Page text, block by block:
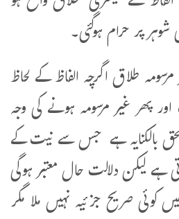
پر حرام ہوگئی۔
طلاق اگرچہ الفاظ کے لحاظ
پھر غیر مرسومہ ہونے کی وجہ
بالکنایہ ہے جس سے نیت کے
لیکن دلالت حال معتبر ہوگی
صریح جزئیہ نہیں ملا مگر